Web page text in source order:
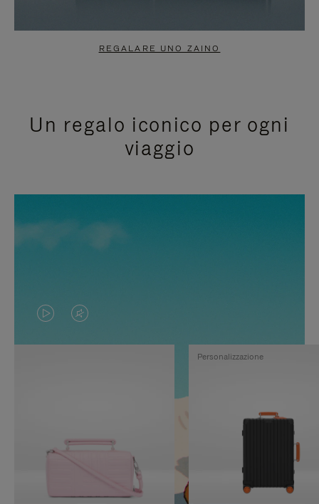
REGALARE UNO ZAINO
Un regalo iconico per ogni
viaggio
IL
VIDEO
PAUSA,
PREMERE
IL
VIDEO
SILENZIATO,
ATTIVARE
Personalizzazione